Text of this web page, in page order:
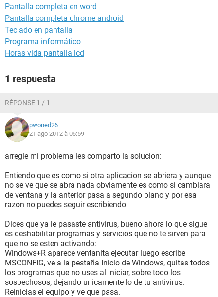
Pantalla completa en word
Pantalla completa chrome android
Teclado en pantalla
Programa informático
Horas vida pantalla lcd
1 respuesta
RÉPONSE 1 / 1
pwoned26
21 ago 2012 à 06:59
arregle mi problema les comparto la solucion:
Entiendo que es como si otra aplicacion se abriera y aunque
no se ve que se abra nada obviamente es como si cambiara
de ventana y la anterior pasa a segundo plano y por esa
razon no puedes seguir escribiendo.
Dices que ya le pasaste antivirus, bueno ahora lo que sigue
es deshabilitar programas y servicios que no te sirven para
que no se esten activando:
Windows+R aparece ventanita ejecutar luego escribe
MSCONFIG, ve a la pestaña Inicio de Windows, quitas todos
los programas que no uses al iniciar, sobre todo los
sospechosos, dejando unicamente lo de tu antivirus.
Reinicias el equipo y ve que pasa.